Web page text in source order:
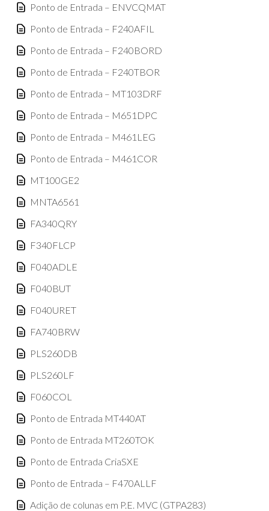
Ponto de Entrada – ENVCQMAT
Ponto de Entrada – F240AFIL
Ponto de Entrada – F240BORD
Ponto de Entrada – F240TBOR
Ponto de Entrada – MT103DRF
Ponto de Entrada – M651DPC
Ponto de Entrada – M461LEG
Ponto de Entrada – M461COR
MT100GE2
MNTA6561
FA340QRY
F340FLCP
F040ADLE
F040BUT
F040URET
FA740BRW
PLS260DB
PLS260LF
F060COL
Ponto de Entrada MT440AT
Ponto de Entrada MT260TOK
Ponto de Entrada CriaSXE
Ponto de Entrada – F470ALLF
Adição de colunas em P.E. MVC (GTPA283)